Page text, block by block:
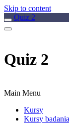
Skip to content
Quiz 2
Quiz 2
Main Menu
Kursy
Kursy